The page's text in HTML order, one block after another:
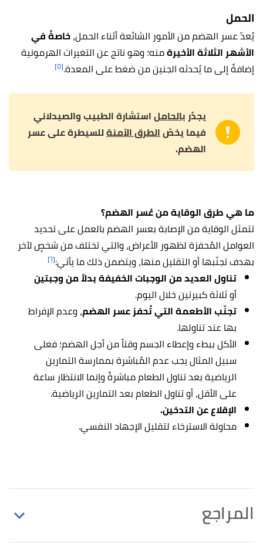
الحمل
يُعدّ عسر الهضم من الأمور الشائعة أثناء الحمل،خاصةً في
الأشهر الثلاثة الأخيرةمنه؛ وهو ناتج عن التغيرات الهرمونية
إضافةً إلى ما يُحدثه الجنين من ضغط على المعدة.[٥]
يجدُر بالحاملاستشارة الطبيب والصيدلاني
فيما يخصّالطرق الآمنةللسيطرة على عسر
الهضم.
ما هي طرق الوقاية من عُسر الهضم؟
تتمثل الوقاية من الإصابة بعسر الهضم بالعمل على تحديد
العوامل المُحفزة لظهور الأعراض، والتي تختلف من شخصٍ لآخر
بهدف تجنّبها أو التقليل منها، ويتضمن ذلك ما يأتي:[٦]
تناول العديد من الوجبات الخفيفة بدلاً من وجبتين
أو ثلاثة كبيرتين خلال اليوم.
تجنّب الأطعمة التي تُحفز عسر الهضم، وعدم الإفراط
بها عند تناولها.
الأكل ببطء وإعطاء الجسم وقتاً من أجل الهضم؛ فعلى
سبيل المثال يجب عدم المُباشرة بممارسة التمارين
الرياضية بعد تناول الطعام مباشرةً وإنما الانتظار ساعة
على الأقل، أو تناول الطعام بعد التمارين الرياضية.
الإقلاع عن التدخين.
محاولة الاسترخاء لتقليل الإجهاد النفسي.
المراجع